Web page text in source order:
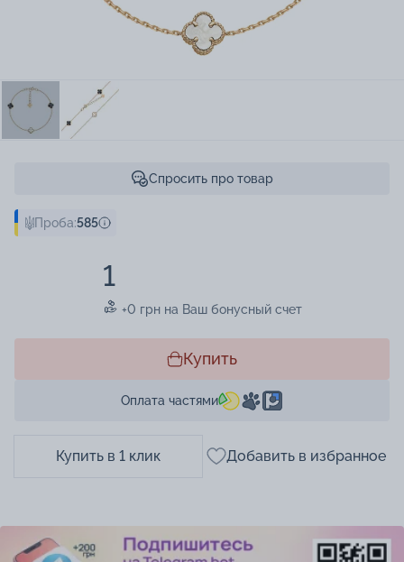
Спросить про товар
Проба:585
1
+0 грн на Ваш бонусный счет
Купить
Оплата частями
Купить в 1 клик Добавить в избранное